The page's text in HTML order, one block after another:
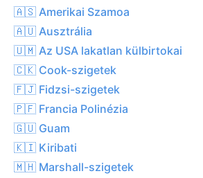
🇦🇸 Amerikai Szamoa
🇦🇺 Ausztrália
🇺🇲 Az USA lakatlan külbirtokai
🇨🇰 Cook-szigetek
🇫🇯 Fidzsi-szigetek
🇵🇫 Francia Polinézia
🇬🇺 Guam
🇰🇮 Kiribati
🇲🇭 Marshall-szigetek